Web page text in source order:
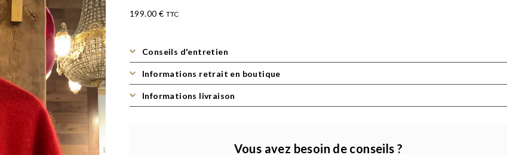
199.00 € TTC
Conseils d'entretien
Informations retrait en boutique
Informations livraison
Vous avez besoin de conseils ?